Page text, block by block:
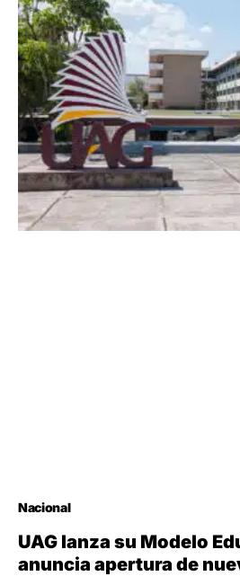
Nacional
UAG lanza su Modelo
anuncia apertura de